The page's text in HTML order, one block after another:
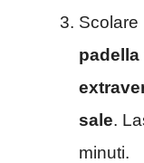
Scolare
padella
sale.
minuti.